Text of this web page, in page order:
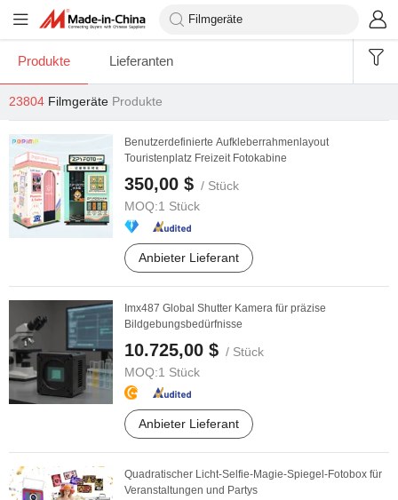
Produkte Lieferanten
23804 Filmgeräte Produkte
Benutzerdefinierte Aufkleberrahmenlayout
Touristenplatz Freizeit Fotokabine
350,00 $ / Stück
MOQ:1 Stück
Anbieter Lieferant
Imx487 Global Shutter Kamera für präzise
Bildgebungsbedürfnisse
10.725,00 $ / Stück
MOQ:1 Stück
Anbieter Lieferant
Quadratischer Licht-Selfie-Magie-Spiegel-Fotobox für
Veranstaltungen und Partys